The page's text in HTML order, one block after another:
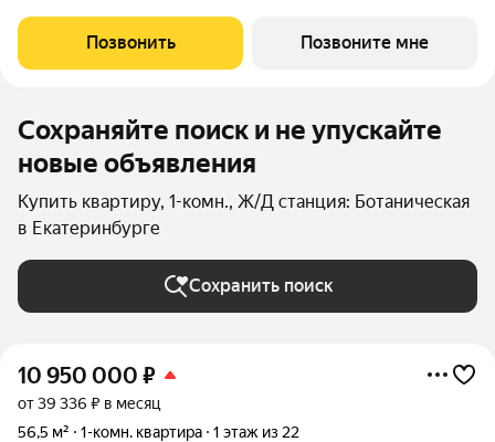
комфорта и особенное внимание к атмосфере
добрососедства. В первой очереди
Позвонить Позвоните мне
Сохраняйте поиск и не упускайте
новые объявления
Купить квартиру, 1-комн., Ж/Д станция: Ботаническая
в Екатеринбурге
Сохранить поиск
10 950 000 ₽
от 39 336 ₽ в месяц
56,5 м²
1-комн. квартира 1 этаж из 22